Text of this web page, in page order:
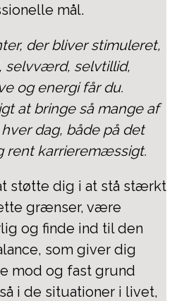
mål.
der bliver stimuleret,
selvværd, selvtillid,
og energi får du.
at bringe så mange af
dag, både på det
rent karrieremæssigt.
støtte dig i at stå stærkt
grænser, være
og finde ind til den
som giver dig
mod og fast grund
i de situationer i livet,